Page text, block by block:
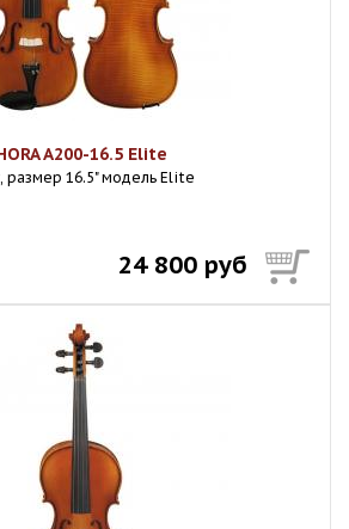
A200-16.5 Elite
размер 16.5" модель Elite
24 800 руб